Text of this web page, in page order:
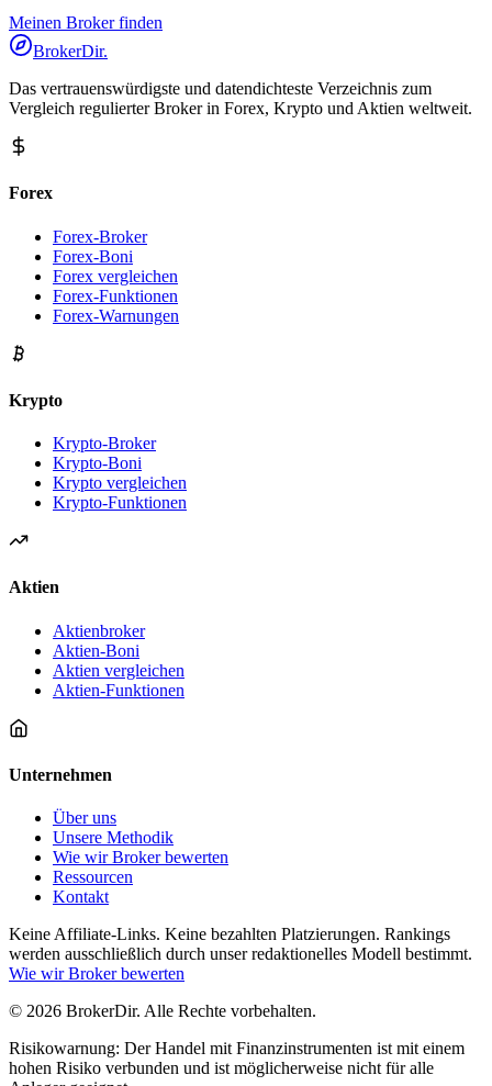
Meinen Broker finden
BrokerDir.
Das vertrauenswürdigste und datendichteste Verzeichnis zum
Vergleich regulierter Broker in Forex, Krypto und Aktien weltweit.
Forex
Forex-Broker
Forex-Boni
Forex vergleichen
Forex-Funktionen
Forex-Warnungen
Krypto
Krypto-Broker
Krypto-Boni
Krypto vergleichen
Krypto-Funktionen
Aktien
Aktienbroker
Aktien-Boni
Aktien vergleichen
Aktien-Funktionen
Unternehmen
Über uns
Unsere Methodik
Wie wir Broker bewerten
Ressourcen
Kontakt
Keine Affiliate-Links. Keine bezahlten Platzierungen. Rankings
werden ausschließlich durch unser redaktionelles Modell bestimmt.
Wie wir Broker bewerten
© 2026 BrokerDir. Alle Rechte vorbehalten.
Risikowarnung: Der Handel mit Finanzinstrumenten ist mit einem
hohen Risiko verbunden und ist möglicherweise nicht für alle